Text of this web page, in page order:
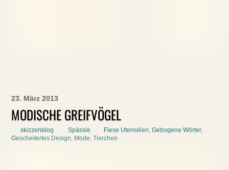
23. März 2013
MODISCHE GREIFVÖGEL
skizzenblog Spässle Fiese Utensilien,Gebogene Wörter,
Gescheitertes Design, Mode,Tierchen